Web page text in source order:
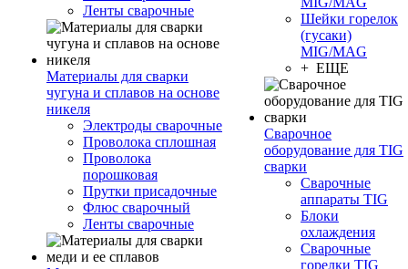
Ленты сварочные
Материалы для сварки
чугуна и сплавов на основе
никеля
Электроды сварочные
Проволока сплошная
Проволока
порошковая
Прутки присадочные
Флюс сварочный
Ленты сварочные
Шейки горелок
(гусаки)
MIG/MAG
+ ЕЩЕ
Сварочное
оборудование для TIG
сварки
Сварочные
аппараты TIG
Блоки
охлаждения
Сварочные
горелки TIG